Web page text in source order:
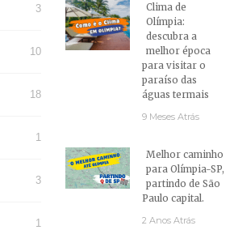
3
10
18
1
3
1
Clima de
Olímpia:
descubra a
melhor época
para visitar o
paraíso das
águas termais
9 Meses Atrás
Melhor caminho
para Olímpia-SP,
partindo de São
Paulo capital.
2 Anos Atrás